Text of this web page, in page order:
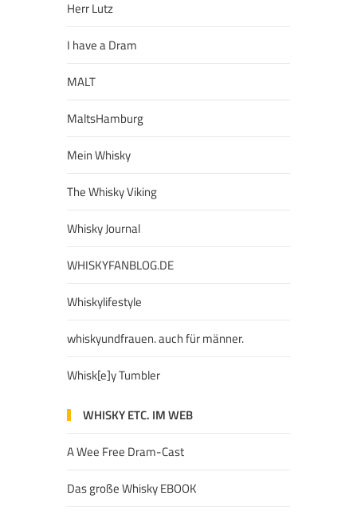
Herr Lutz
I have a Dram
MALT
MaltsHamburg
Mein Whisky
The Whisky Viking
Whisky Journal
WHISKYFANBLOG.DE
Whiskylifestyle
whiskyundfrauen. auch für männer.
Whisk[e]y Tumbler
WHISKY ETC. IM WEB
A Wee Free Dram-Cast
Das große Whisky EBOOK